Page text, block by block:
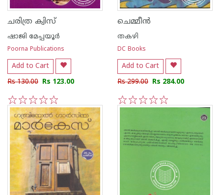
ചരിത്ര ക്വിസ്
ഷാജി മേപ്പയൂര്‍
Poorna Publications
Add to Cart
Rs 130.00 Rs 123.00
5
4
3
2
1
ചെമ്മീന്‍
തകഴി
DC Books
Add to Cart
Rs 299.00 Rs 284.00
5
4
3
2
1